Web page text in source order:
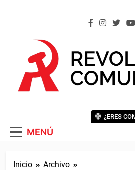
MENÚ
¿ERES
Inicio
Archivo